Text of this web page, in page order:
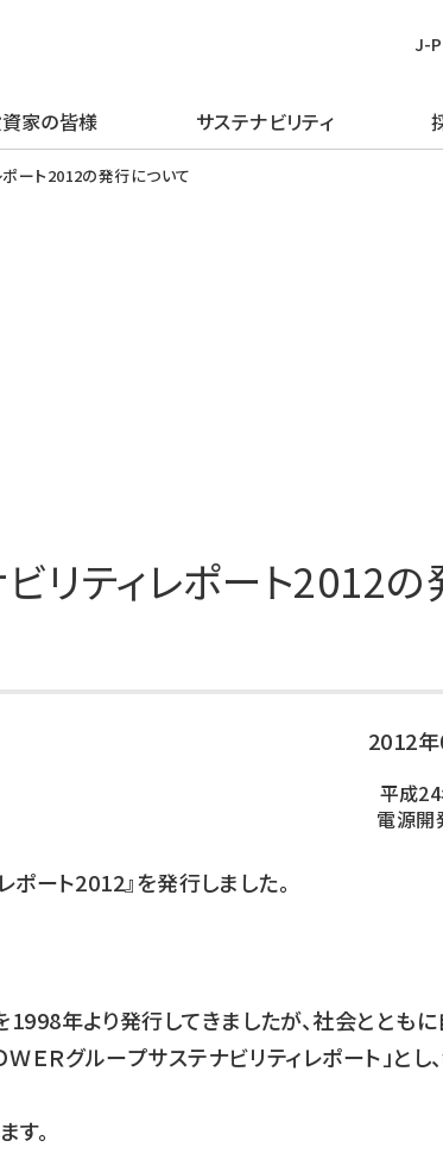
ごあいさつ
技術開発
再生可能エネルギー
資家の皆様
経営方針
サステナビリティ
TOPメッセージ
新卒採用
プレスリリース
ピックアップ
J-
ポート2012の発行について
リティレポート2012
2012
平成
電源開
ポート2012』を発行しました。
年より発行してきましたが、社会ととも
ＥＲグループサステナビリティレポート」とし
。